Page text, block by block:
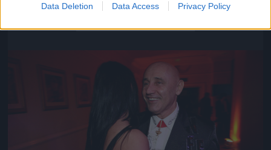
Data Deletion Data Access Privacy Policy
Fotó: Szécsi István / Velvet
Jön még kép!